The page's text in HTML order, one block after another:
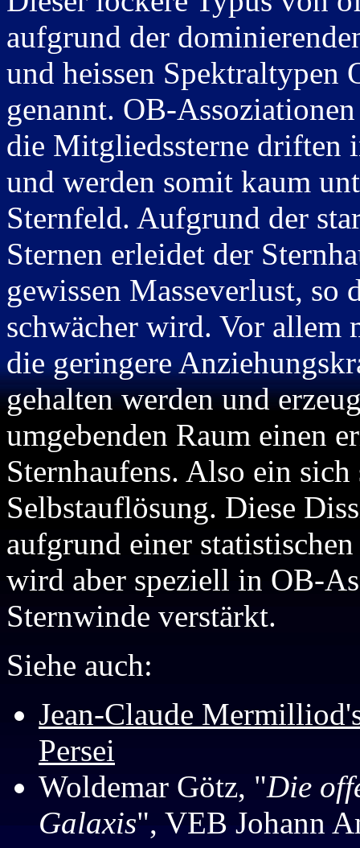
aufgrund der
und heissen Spektraltypen
genannt. OB-
die Mitgliedssterne driften
und werden somit kaum
Sternfeld. Aufgrund der
Sternen erleidet der
gewissen Masseverlust, so
schwächer wird. Vor allem
die geringere
gehalten werden und
umgebenden Raum einen
Sternhaufens. Also ein
Selbstauflösung. Diese
aufgrund einer
wird aber speziell in OB-
Sternwinde verstärkt.
Siehe auch:
Jean-Claude
Persei
Woldemar Götz, "Die
Galaxis", VEB Johann